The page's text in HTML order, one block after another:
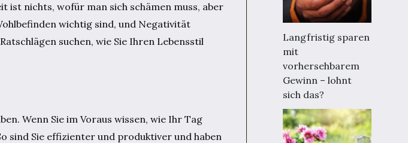
ist nichts, wofür man sich schämen muss, aber
wichtig sind, und Negativität
suchen, wie Sie Ihren Lebensstil
Wenn Sie im Voraus wissen, wie Ihr Tag
sind Sie effizienter und produktiver und haben
Langfristig sparen
mit
vorhersehbarem
Gewinn – lohnt
sich das?